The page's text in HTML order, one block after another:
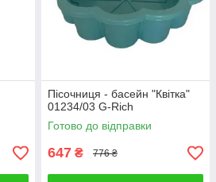
Пісочниця - басейн "Квітка"
01234/03 G-Rich
Готово до відправки
647 ₴ 776 ₴